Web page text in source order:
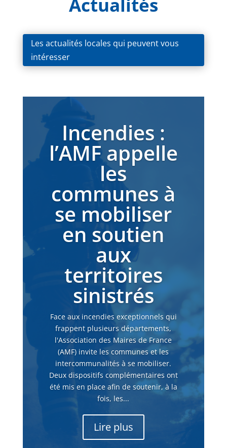
Les actualités locales qui peuvent vous
intéresser
Incendies :
l’AMF appelle
les
communes à
se mobiliser
en soutien
aux
territoires
sinistrés
Face aux incendies exceptionnels qui
frappent plusieurs départements,
l'Association des Maires de France
(AMF) invite les communes et les
intercommunalités à se mobiliser.
Deux dispositifs complémentaires ont
été mis en place afin de soutenir, à la
fois, les...
Lire plus